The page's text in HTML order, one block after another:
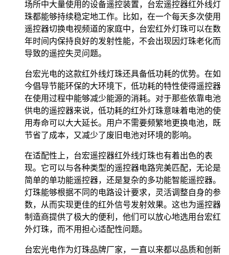
场所中大量使用的设备遥控装置，台宏遥控器红外线灯
珠都能够持续稳定地工作。比如，在一个每天多次使用
遥控器切换电视频道的家庭中，台宏红外灯珠可以在数
年时间内保持良好的发射性能，不会出现因灯珠老化而
导致的遥控失灵问题。
台宏光电的这款红外线灯珠还具备低功耗的优势。在如
今倡导节能环保的大环境下，低功耗的特性使得遥控器
在使用过程中能够减少能源的消耗。对于那些依靠电池
供电的遥控器来说，低功耗的红外灯珠意味着电池的使
用寿命可以大大延长。用户不需要频繁地更换电池，既
节省了成本，又减少了废旧电池对环境的影响。
在适配性上，台宏遥控器红外线灯珠也有着出色的表
现。它可以与各种类型的遥控器电路完美匹配，无论是
简单的单功能遥控器，还是复杂的多功能智能遥控器。
灯珠能够根据不同的电路设计要求，灵活调整自身的参
数，从而实现更佳的红外信号发射效果。这也为遥控器
制造商提供了极大的便利，他们可以放心地选用台宏红
外灯珠，而不用担心适配性问题。
台宏光电作为灯珠品牌厂家，一直以来都以品质和创新